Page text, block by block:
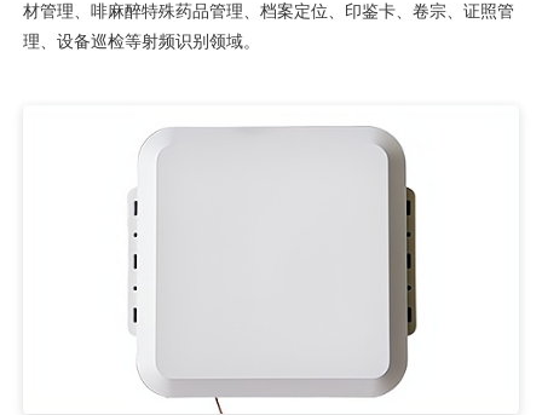
材管理、啡麻醉特殊药品管理、档案定位、印鉴卡、卷宗、证照管
理、设备巡检等射频识别领域。